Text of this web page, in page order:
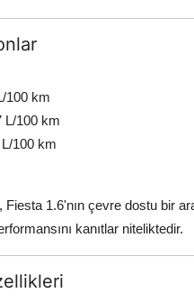
100 km
L/100 km
100 km
1.6'nın çevre dostu bir
kanıtlar niteliktedir.